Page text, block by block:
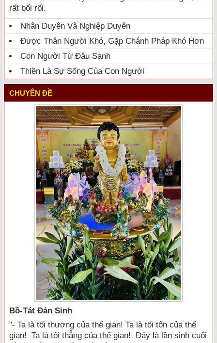
rất bối rối.
Nhân Duyên Và Nghiệp Duyên
Được Thân Người Khó, Gặp Chánh Pháp Khó Hơn
Con Người Từ Đâu Sanh
Thiền Là Sự Sống Của Con Người
CHUYÊN ĐỀ
Bồ-Tát Đản Sinh
"- Ta là tối thượng của thế gian! Ta là tối tôn của thế
gian! Ta là tối thẳng của thế gian! Đây là lần sinh cuối